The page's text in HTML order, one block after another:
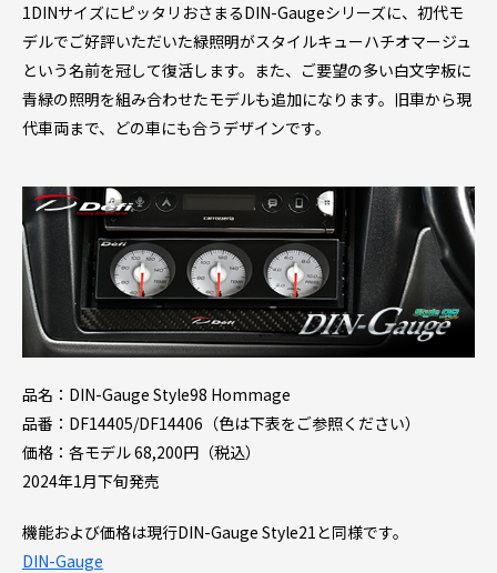
1DINサイズにピッタリおさまるDIN-Gaugeシリーズに、初代モ
デルでご好評いただいた緑照明がスタイルキューハチオマージュ
という名前を冠して復活します。また、ご要望の多い白文字板に
青緑の照明を組み合わせたモデルも追加になります。旧車から現
代車両まで、どの車にも合うデザインです。
品名：DIN-Gauge Style98 Hommage
品番：DF14405/DF14406（色は下表をご参照ください）
価格：各モデル 68,200円（税込）
2024年1月下旬発売
機能および価格は現行DIN-Gauge Style21と同様です。
DIN-Gauge